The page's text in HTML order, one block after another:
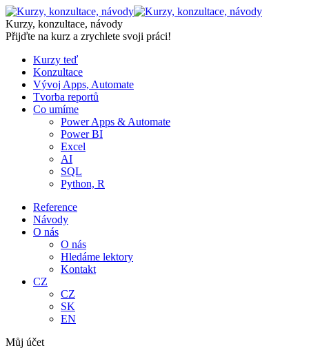
Skip
to
content
Kurzy, konzultace, návody
Přijďte na kurz a zrychlete svoji práci!
Kurzy teď
Konzultace
Vývoj Apps, Automate
Tvorba reportů
Co umíme
Power Apps & Automate
Power BI
Excel
AI
SQL
Python, R
Reference
Návody
O nás
O nás
Hledáme lektory
Kontakt
CZ
CZ
SK
EN
Můj účet